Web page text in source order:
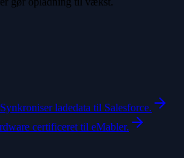
Synkroniser ladedata til Salesforce.
certificeret til eMabler.